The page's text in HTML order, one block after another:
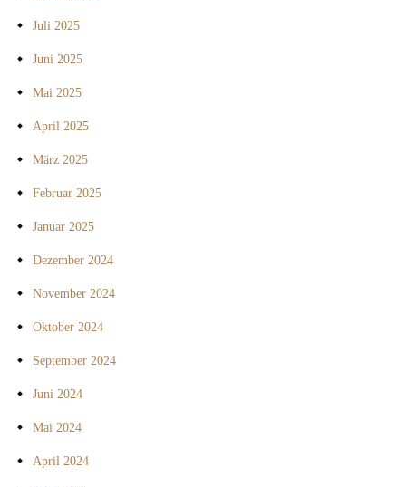
Juli 2025
Juni 2025
Mai 2025
April 2025
März 2025
Februar 2025
Januar 2025
Dezember 2024
November 2024
Oktober 2024
September 2024
Juni 2024
Mai 2024
April 2024